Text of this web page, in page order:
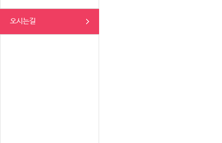
오시는길